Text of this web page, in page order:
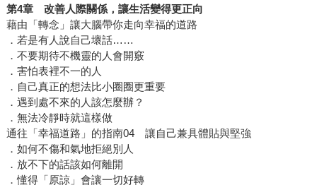
第4章 改善人際關係，讓生活變得更正向
藉由「轉念」讓大腦帶你走向幸福的道路
．若是有人說自己壞話……
．不要期待不機靈的人會開竅
．害怕表裡不一的人
．自己真正的想法比小圈圈更重要
．遇到處不來的人該怎麼辦？
．無法冷靜時就這樣做
通往「幸福道路」的指南04 讓自己兼具體貼與堅強
．如何不傷和氣地拒絕別人
．放不下的話該如何離開
．懂得「原諒」會讓一切好轉